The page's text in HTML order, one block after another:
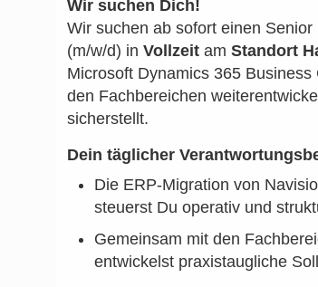
Wir suchen Dich!
Wir suchen ab sofort einen
(m/w/d) inVollzeit amStandort
Microsoft Dynamics 365
den Fachbereichen
sicherstellt.
Dein täglicher
Die ERP-Migration von
steuerst Du operativ und
Gemeinsam mit den
entwickelst praxistaugliche